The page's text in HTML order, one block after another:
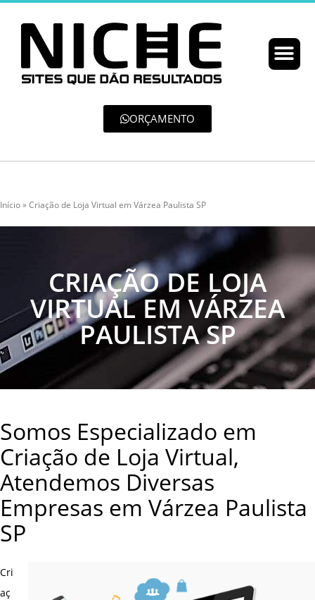
ORÇAMENTO
Início»Criação de Loja Virtual em Várzea Paulista SP
CRIAÇÃO DE LOJA
VIRTUAL EM VÁRZEA
PAULISTA SP
Somos Especializado em
Criação de Loja Virtual,
Atendemos Diversas
Empresas em Várzea Paulista
SP
Cri
aç